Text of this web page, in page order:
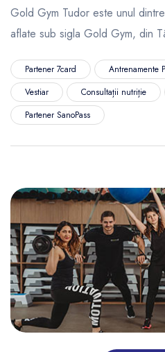
Gold Gym Tudor este unul
aflate sub sigla Gold Gym, din
Partener 7card Antrenamente
Vestiar
Consultații nutriție
Partener SanoPass